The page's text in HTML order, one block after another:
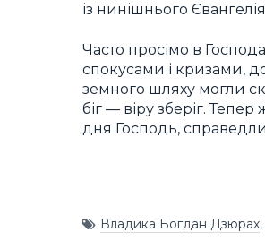
із нинішнього
Часто просімо в
спокусами і кризами,
земного шляху могли
біг — віру зберіг.
дня Господь,
Владика Богдан Дзюрах,